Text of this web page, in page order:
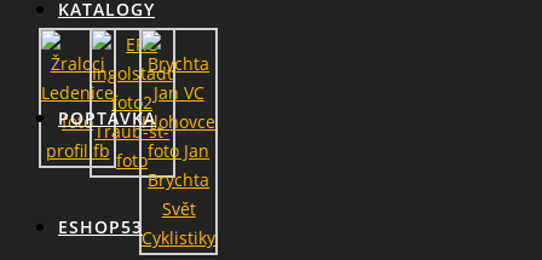
KATALOGY
POPTÁVKA
ESHOP53